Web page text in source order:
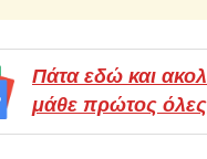
Πάτα εδώ και
μάθε πρώτος όλες